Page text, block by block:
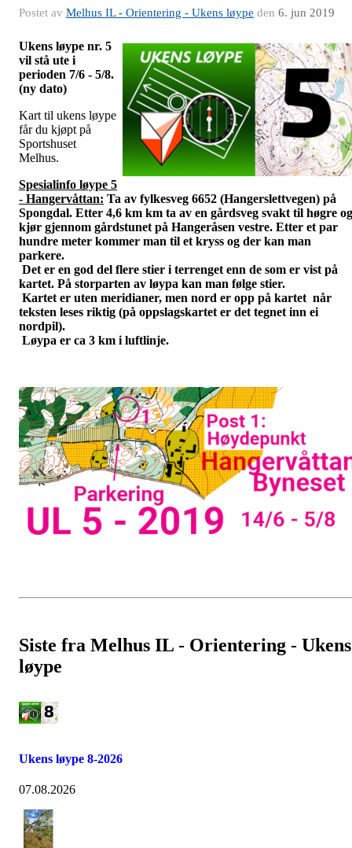
Postet av Melhus IL - Orientering - Ukens løype den 6. jun 2019
Ukens løype nr. 5
vil stå ute i
perioden 7/6 - 5/8.
(ny dato)
Kart til ukens løype
får du kjøpt på
Sportshuset
Melhus.
Spesialinfo løype 5
- Hangervåttan: Ta av fylkesveg 6652 (Hangerslettvegen) på
Spongdal. Etter 4,6 km km ta av en gårdsveg svakt til høgre og
kjør gjennom gårdstunet på Hangeråsen vestre. Etter et par
hundre meter kommer man til et kryss og der kan man
parkere.
Det er en god del flere stier i terrenget enn de som er vist på
kartet. På storparten av løypa kan man følge stier.
Kartet er uten meridianer, men nord er opp på kartet når
teksten leses riktig (på oppslagskartet er det tegnet inn ei
nordpil).
Løypa er ca 3 km i luftlinje.
Siste fra Melhus IL - Orientering - Ukens
løype
Ukens løype 8-2026
07.08.2026